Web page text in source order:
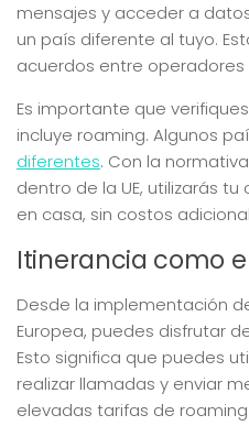
mensajes y acceder a
un país diferente al tuyo.
acuerdos entre
Es importante que
incluye roaming. Algunos
diferentes. Con la
dentro de la UE, utilizarás
en casa, sin costos
Itinerancia como
Desde la implementación
Europea, puedes disfrutar
Esto significa que puedes
realizar llamadas y enviar
elevadas tarifas de